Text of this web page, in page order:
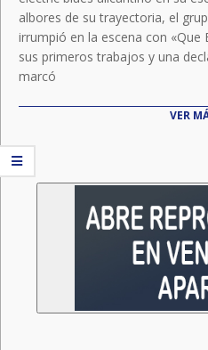
albores de su trayectoria, el
irrumpió en la escena con «Que
sus primeros trabajos y una
marcó
VER